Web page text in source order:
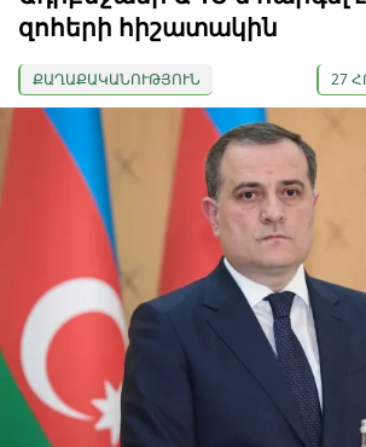
զոհերի հիշատակին
ՔԱՂԱՔԱԿԱՆՈՒԹՅՈՒՆ 27